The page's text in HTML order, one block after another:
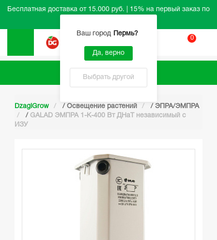
Бесплатная доставка от 15.000 руб. | 15% на первый заказ по
Ваш город Пермь?
Да, верно
Выбрать другой
0
Каталог
DzagiGrow / Освещение растений / ЭПРА/ЭМПРА
/ GALAD ЭМПРА 1-К-400 Вт ДНаТ независимый с
ИЗУ